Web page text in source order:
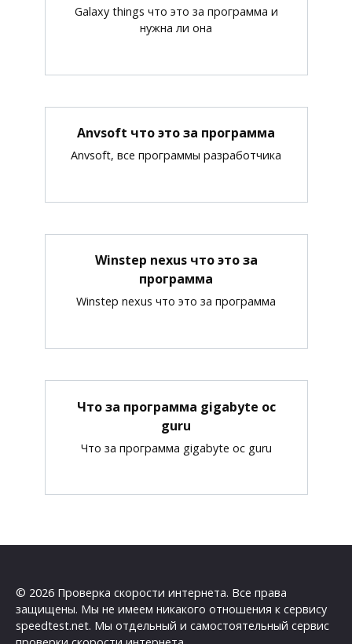
Galaxy things что это за программа и
нужна ли она
Anvsoft что это за программа
Anvsoft, все программы разработчика
Winstep nexus что это за
программа
Winstep nexus что это за программа
Что за программа gigabyte oc
guru
Что за программа gigabyte oc guru
© 2026 Проверка скорости интернета. Все права
защищены. Мы не имеем никакого отношения к сервису
speedtest.net. Мы отдельный и самостоятельный сервис